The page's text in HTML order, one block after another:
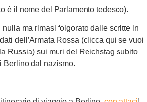
è il nome del Parlamento tedesco).
ma rimasi folgorato dalle scritte in
dell’Armata Rossa (clicca qui se vuoi
Russia) sui muri del Reichstag subito
Berlino dal nazismo.